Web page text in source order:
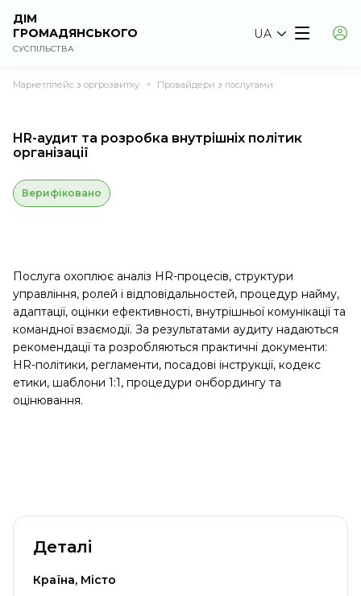
ДІМ
ГРОМАДЯНСЬКОГО
СУСПІЛЬСТВА
UA
Маркетплейс з оргрозвитку > Провайдери з послугами
HR-аудит та розробка внутрішніх політик
організації
Верифіковано
Послуга охоплює аналіз HR-процесів, структури
управління, ролей і відповідальностей, процедур найму,
адаптації, оцінки ефективності, внутрішньої комунікації та
командної взаємодії. За результатами аудиту надаються
рекомендації та розробляються практичні документи:
HR-політики, регламенти, посадові інструкції, кодекс
етики, шаблони 1:1, процедури онбордингу та
оцінювання.
Деталі
Країна, Місто